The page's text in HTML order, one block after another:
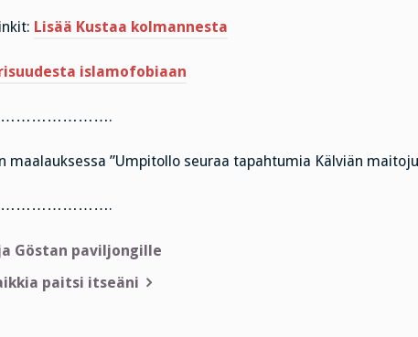
Lisää Kustaa kolmannesta
islamofobiaan
maalauksessa ”Umpitollo seuraa tapahtumia Kälviän
Göstan paviljongille
paitsi itseäni